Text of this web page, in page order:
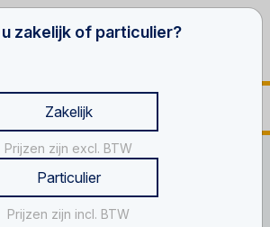
Junior Monteur
zakelijk of particulier?
Zakelijk
Prijzen zijn excl. BTW
Particulier
Prijzen zijn incl. BTW